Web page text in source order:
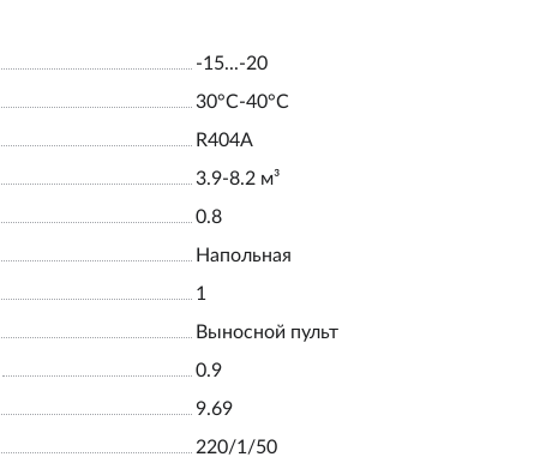
-15...-20
30°С-40°С
R404A
3.9-8.2 м³
0.8
Напольная
1
Выносной пульт
0.9
9.69
220/1/50